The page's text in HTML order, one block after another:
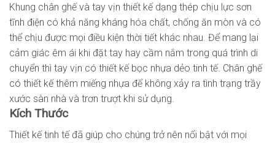
Khung chân ghế và tay vịn thiết kế dạng thép chịu lực sơn
tĩnh điện có khả năng kháng hóa chất, chống ăn mòn và có
thể chịu được mọi điều kiện thời tiết khác nhau. Để mang lại
cảm giác êm ái khi đặt tay hay cầm nắm trong quá trình di
chuyển thì tay vịn có thiết kế bọc nhựa dẻo tinh tế. Chân ghế
có thiết kế thêm miếng nhựa để không xảy ra tình trạng trầy
xước sàn nhà và trơn trượt khi sử dụng.
Kích Thước
Thiết kế tinh tế đã giúp cho chúng trở nên nổi bật với mọi